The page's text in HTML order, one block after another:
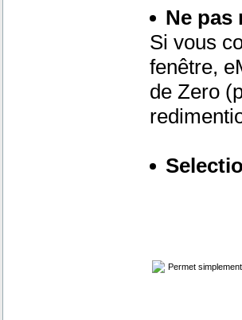
Ne pas
Si vous
fenêtre,
de Zero
Permet